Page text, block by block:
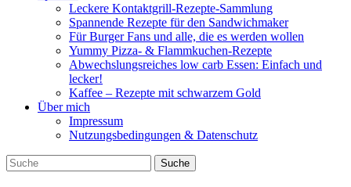
Leckere Kontaktgrill-Rezepte-Sammlung
Spannende Rezepte für den Sandwichmaker
Für Burger Fans und alle, die es werden wollen
Yummy Pizza- & Flammkuchen-Rezepte
Abwechslungsreiches low carb Essen: Einfach und
lecker!
Kaffee – Rezepte mit schwarzem Gold
Über mich
Impressum
Nutzungsbedingungen & Datenschutz